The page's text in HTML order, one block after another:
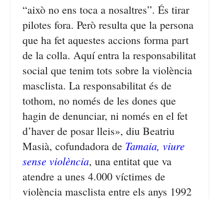
“això no ens toca a nosaltres”. És tirar
pilotes fora. Però resulta que la persona
que ha fet aquestes accions forma part
de la colla. Aquí entra la responsabilitat
social que tenim tots sobre la violència
masclista. La responsabilitat és de
tothom, no només de les dones que
hagin de denunciar, ni només en el fet
d’haver de posar lleis», diu Beatriu
Masià, cofundadora de Tamaia, viure
sense violència, una entitat que va
atendre a unes 4.000 víctimes de
violència masclista entre els anys 1992